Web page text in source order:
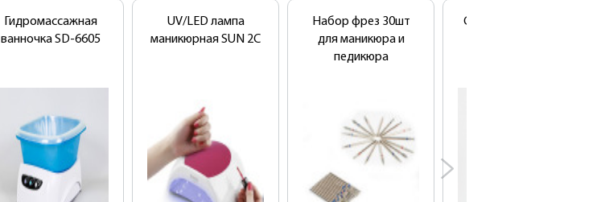
Гидромассажная
ванночка SD-6605
UV/LED лампа
маникюрная SUN 2C
Набор фрез 30шт
для маникюра и
педикюра
Сушуар напольный